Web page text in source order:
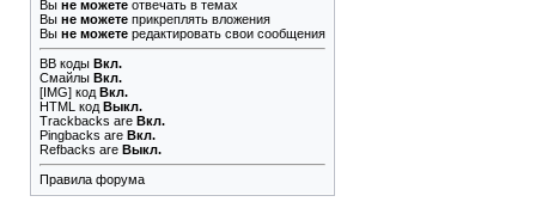
Вы не можете отвечать в темах
Вы не можете прикреплять вложения
Вы не можете редактировать свои сообщения
BB коды Вкл.
Смайлы Вкл.
[IMG] код Вкл.
HTML код Выкл.
Trackbacks are Вкл.
Pingbacks are Вкл.
Refbacks are Выкл.
Правила форума